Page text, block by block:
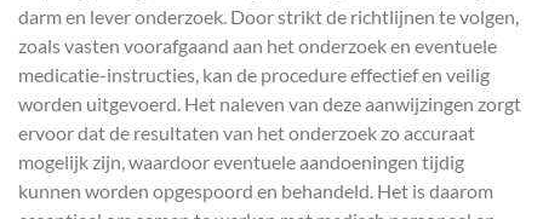
darm en lever onderzoek. Door strikt de richtlijnen te volgen,
zoals vasten voorafgaand aan het onderzoek en eventuele
medicatie-instructies, kan de procedure effectief en veilig
worden uitgevoerd. Het naleven van deze aanwijzingen zorgt
ervoor dat de resultaten van het onderzoek zo accuraat
mogelijk zijn, waardoor eventuele aandoeningen tijdig
kunnen worden opgespoord en behandeld. Het is daarom